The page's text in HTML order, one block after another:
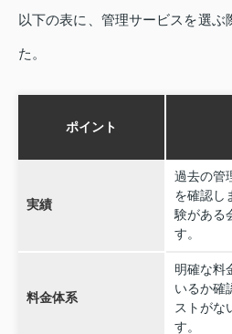
以下の表に、管理サービスを選ぶ
た。
ポイント
実績
過去の管
を確認し
験がある
す。
料金体系
明確な料
いるか確
ストがな
す。